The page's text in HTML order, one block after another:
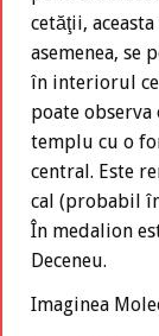
cetăţii,
asemenea, se
în interiorul
poate
templu cu o
central. Este
cal (probabil
În medalion
Deceneu.
Imaginea